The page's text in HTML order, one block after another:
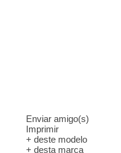
Enviar amigo(s)
Imprimir
+ deste modelo
+ desta marca